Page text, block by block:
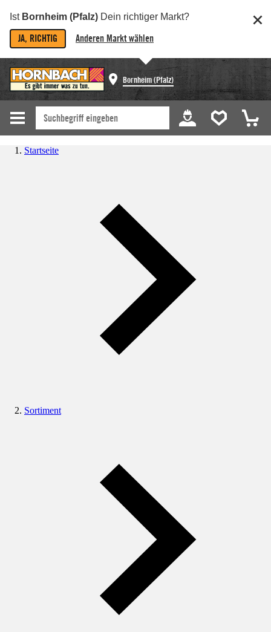
Ist Bornheim (Pfalz) Dein richtiger Markt?
JA, RICHTIG Anderen Markt wählen
Bornheim (Pfalz)
Startseite
Sortiment